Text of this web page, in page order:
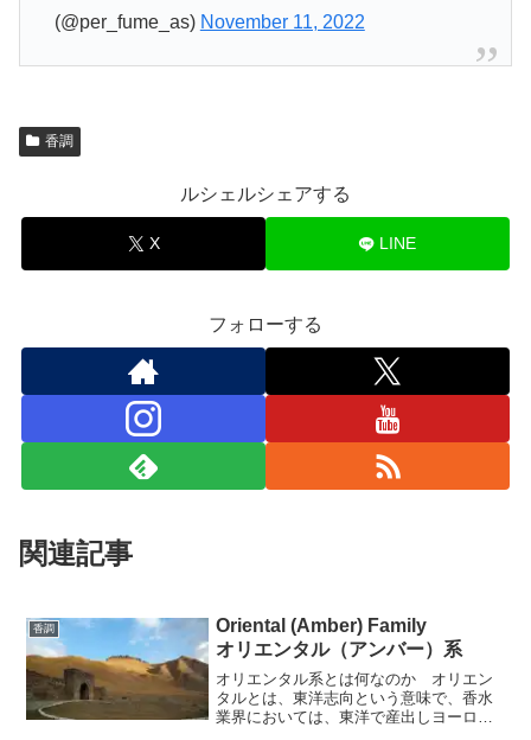
(@per_fume_as) November 11, 2022
香調
ルシェルシェアする
X LINE
フォローする
関連記事
香調
Oriental (Amber) Family
オリエンタル（アンバー）系
オリエンタル系とは何なのか オリエン
タルとは、東洋志向という意味で、香水
業界においては、東洋で産出しヨーロッ